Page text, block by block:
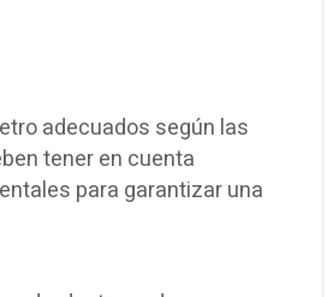
adecuados según las
tener en cuenta
para garantizar una